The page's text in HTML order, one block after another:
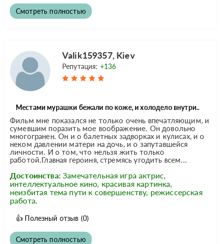
Смотреть полностью
Valik159357, Kiev
Репутация: +136
Местами мурашки бежали по коже, и холодело внутри..
Фильм мне показался не только очень впечатляющим, и
сумевшим поразить мое воображение. Он довольно
многогранен. Он и о балетных задворках и кулисах, и о
неком давлении матери на дочь, и о запутавшейся
личности. И о том, что нельзя жить только
работой.Главная героиня, стремясь угодить всем...
Достоинства: Замечательная игра актрис,
интеллектуальное кино, красивая картинка,
неизбитая тема пути к совершенству, режиссерская
работа.
👍 Полезный отзыв (0)
Смотреть полностью